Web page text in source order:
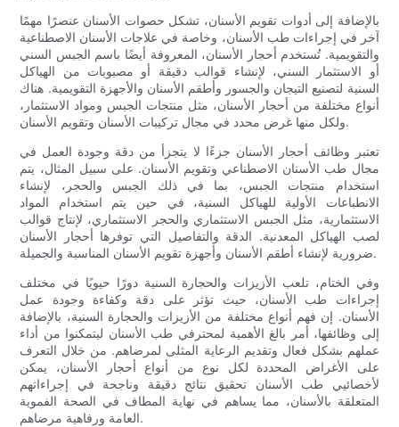
بالإضافة إلى أدوات تقويم الأسنان، تشكل حصوات الأسنان عنصرًا مهمًا
آخر في إجراءات طب الأسنان، وخاصة في علاجات الأسنان الاصطناعية
والتقويمية. تُستخدم أحجار الأسنان، المعروفة أيضًا باسم الجبس السني
أو الاستثمار السني، لإنشاء قوالب دقيقة أو مصبوبات من الهياكل
السنية لتصنيع التيجان والجسور وأطقم الأسنان والأجهزة التقويمية. هناك
أنواع مختلفة من أحجار الأسنان، مثل منتجات الجبس ومواد الاستثمار،
ولكل منها غرض محدد في مجال تركيبات الأسنان وتقويم الأسنان.
تعتبر وظائف أحجار الأسنان جزءًا لا يتجزأ من دقة وجودة العمل في
مجال طب الأسنان الاصطناعي وتقويم الأسنان. على سبيل المثال، يتم
استخدام منتجات الجبس، بما في ذلك الجبس والحجر، لإنشاء
الانطباعات الأولية للهياكل السنية، في حين يتم استخدام المواد
الاستثمارية، مثل الجبس الاستثماري والحجر الاستثماري، لإنتاج قوالب
لصب الهياكل المعدنية. الدقة والتفاصيل التي توفرها أحجار الأسنان
ضرورية لإنشاء أطقم الأسنان وأجهزة تقويم الأسنان المناسبة والجميلة.
وفي الختام، تلعب الأزيزات والحجارة السنية دورًا حيويًا في مختلف
إجراءات طب الأسنان، حيث تؤثر على دقة وكفاءة وجودة عمل
الأسنان. إن فهم أنواع مختلفة من الأزيزات والحجارة السنية، بالإضافة
إلى وظائفها، أمر بالغ الأهمية لمحترفي طب الأسنان ليتمكنوا من أداء
عملهم بشكل فعال وتقديم الرعاية المثلى لمرضاهم. من خلال التعرف
على الأغراض المحددة لكل نوع من أنواع أحجار الأسنان، يمكن
لأخصائيي طب الأسنان تحقيق نتائج دقيقة وناجحة في إجراءاتهم
المتعلقة بالأسنان، مما يساهم في نهاية المطاف في الصحة الفموية
العامة ورفاهية مرضاهم.